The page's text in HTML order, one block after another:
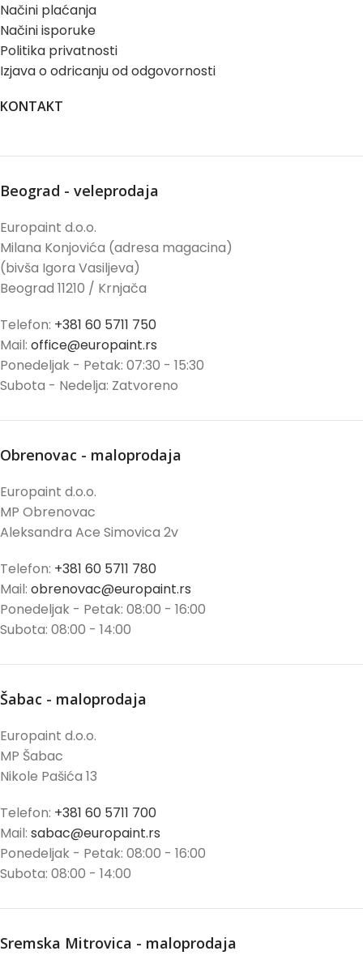
Načini plaćanja
Načini isporuke
Politika privatnosti
Izjava o odricanju od odgovornosti
KONTAKT
Beograd - veleprodaja
Europaint d.o.o.
Milana Konjovića (adresa magacina)
(bivša Igora Vasiljeva)
Beograd 11210 / Krnjača
Telefon: +381 60 5711 750
Mail: office@europaint.rs
Ponedeljak - Petak: 07:30 - 15:30
Subota - Nedelja: Zatvoreno
Obrenovac - maloprodaja
Europaint d.o.o.
MP Obrenovac
Aleksandra Ace Simovica 2v
Telefon: +381 60 5711 780
Mail: obrenovac@europaint.rs
Ponedeljak - Petak: 08:00 - 16:00
Subota: 08:00 - 14:00
Šabac - maloprodaja
Europaint d.o.o.
MP Šabac
Nikole Pašića 13
Telefon: +381 60 5711 700
Mail: sabac@europaint.rs
Ponedeljak - Petak: 08:00 - 16:00
Subota: 08:00 - 14:00
Sremska Mitrovica - maloprodaja